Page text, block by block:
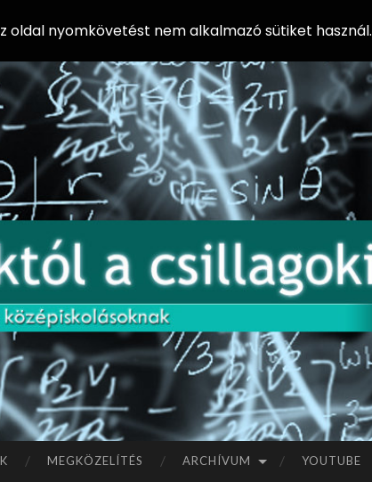
AZ
AT
OM
OK
TÓ
L A
Előadássorozat
középiskolásoknak
az ELTE
Természettudományi
Kar Fizikai
Intézetében
MEGKÖZELÍTÉS ARCHÍVUM YOUTUBE
nyomkövetést nem alkalmazó sütiket használ.